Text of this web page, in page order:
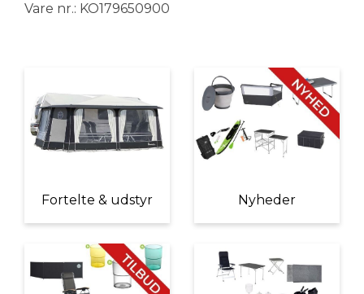
Vare nr.: KO179650900
Fortelte & udstyr Nyheder